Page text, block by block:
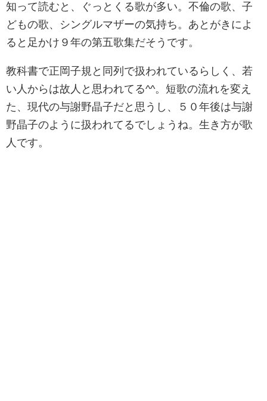
知って読むと、ぐっとくる歌が多い。不倫の歌、子
どもの歌、シングルマザーの気持ち。あとがきによ
ると足かけ９年の第五歌集だそうです。
教科書で正岡子規と同列で扱われているらしく、若
い人からは故人と思われてる^^。短歌の流れを変え
た、現代の与謝野晶子だと思うし、５０年後は与謝
野晶子のように扱われてるでしょうね。生き方が歌
人です。